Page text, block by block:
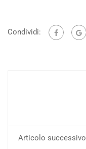
Condividi:
Articolo successivo